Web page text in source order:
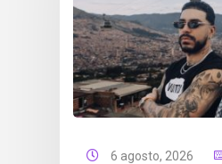
6 agosto, 2026